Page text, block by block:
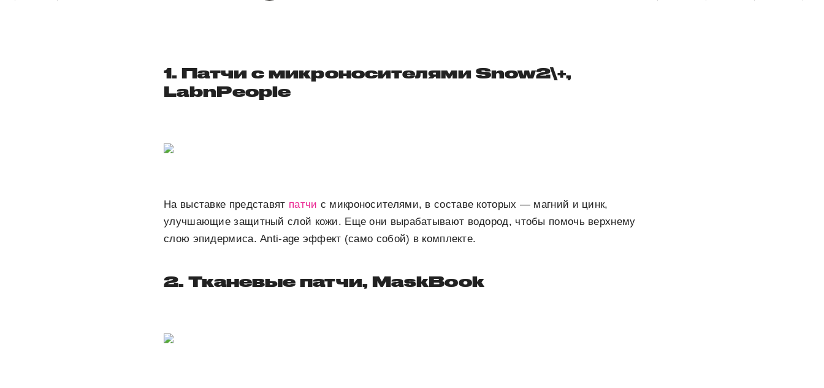
1. Патчи с микроносителями Snow2\+,
LabnPeople
На выставке представят патчи с микроносителями, в составе которых — магний и цинк,
улучшающие защитный слой кожи. Еще они вырабатывают водород, чтобы помочь верхнему
слою эпидермиса. Аnti-age эффект (само собой) в комплекте.
2. Тканевые патчи, MaskBook